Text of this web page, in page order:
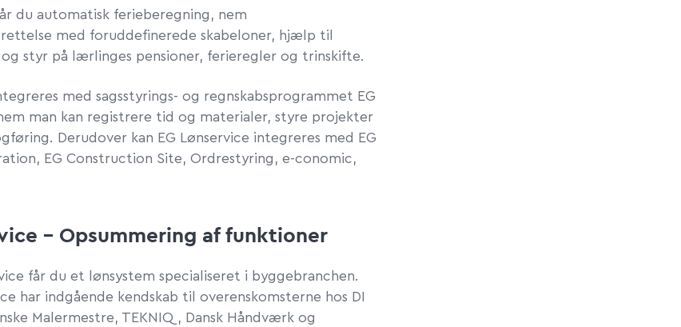
du automatisk ferieberegning, nem
med foruddefinerede skabeloner, hjælp til
og styr på lærlinges pensioner, ferieregler og trinskifte.
med sagsstyrings- og regnskabsprogrammet EG
man kan registrere tid og materialer, styre projekter
Derudover kan EG Lønservice integreres med EG
EG Construction Site,Ordrestyring, e-conomic,
– Opsummering af funktioner
får du et lønsystem specialiseret i byggebranchen.
har indgående kendskab til overenskomsterne hos DI
Malermestre, TEKNIQ, Dansk Håndværk og